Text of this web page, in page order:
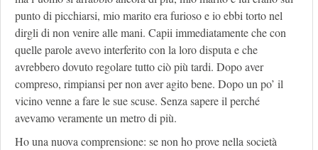
punto di picchiarsi, mio marito era furioso e io ebbi torto nel
dirgli di non venire alle mani. Capii immediatamente che con
quelle parole avevo interferito con la loro disputa e che
avrebbero dovuto regolare tutto ciò più tardi. Dopo aver
compreso, rimpiansi per non aver agito bene. Dopo un po’ il
vicino venne a fare le sue scuse. Senza sapere il perché
avevamo veramente un metro di più.
Ho una nuova comprensione: se non ho prove nella società